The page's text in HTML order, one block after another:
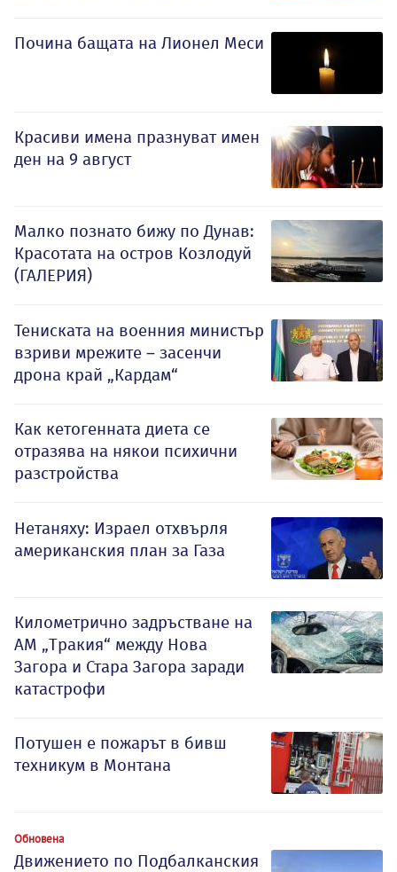
Почина бащата на Лионел Меси
Красиви имена празнуват имен
ден на 9 август
Малко познато бижу по Дунав:
Красотата на остров Козлодуй
(ГАЛЕРИЯ)
Тениската на военния министър
взриви мрежите – засенчи
дрона край „Кардам“
Как кетогенната диета се
отразява на някои психични
разстройства
Нетаняху: Израел отхвърля
американския план за Газа
Километрично задръстване на
АМ „Тракия“ между Нова
Загора и Стара Загора заради
катастрофи
Потушен е пожарът в бивш
техникум в Монтана
Обновена
Движението по Подбалканския